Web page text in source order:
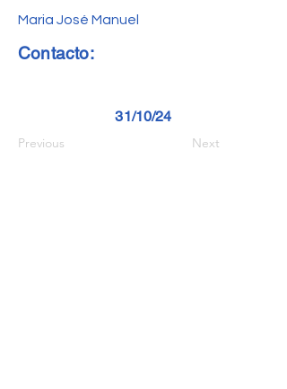
Maria José Manuel
Contacto:
31/10/24
Previous Next